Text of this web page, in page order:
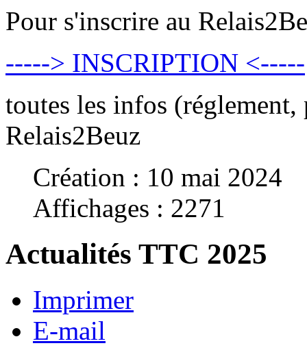
Pour s'inscrire au
-----> INSCRIPTION <-----
toutes les infos
Relais2Beuz
Création : 10 mai 2024
Affichages : 2271
Actualités TTC 2025
Imprimer
E-mail